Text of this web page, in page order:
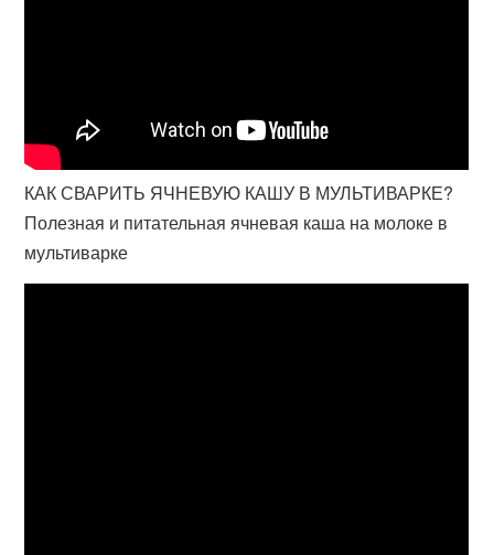
КАК СВАРИТЬ ЯЧНЕВУЮ КАШУ В МУЛЬТИВАРКЕ?
Полезная и питательная ячневая каша на молоке в
мультиварке